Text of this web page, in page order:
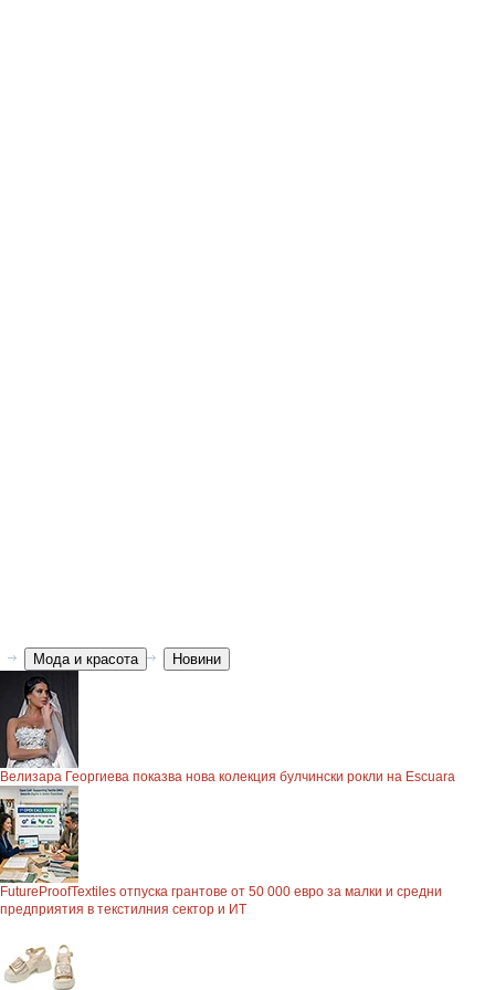
Мода и красота Новини
Велизара Георгиева показва нова колекция булчински рокли на Escuara
FutureProofTextiles отпуска грантове от 50 000 евро за малки и средни
предприятия в текстилния сектор и ИТ